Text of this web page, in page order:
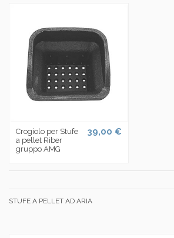
Crogiolo per Stufe
a pellet Riber
gruppo AMG
39,00 €
STUFE A PELLET AD ARIA